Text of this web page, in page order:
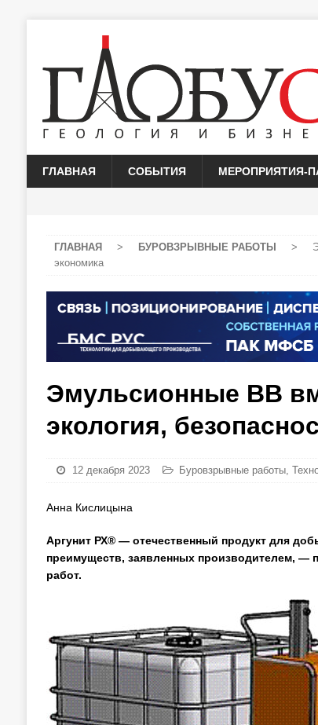
ГЛАВНАЯ СОБЫТИЯ МЕРОПРИЯТИЯ-
ГЛАВНАЯ > БУРОВЗРЫВНЫЕ РАБОТЫ >
экономика
Эмульсионные ВВ
экология,
12 декабря 2023 Буровзрывные работы,
Анна Кислицына
Аргунит РХ® — отечественный продукт для
преимуществ, заявленных производителем, —
работ.